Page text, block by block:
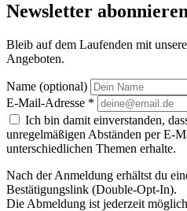
Newsletter abonnieren
Bleib auf dem Laufenden mit
Angeboten.
Name (optional)
E-Mail-Adresse *
Ich bin damit einverstanden,
unregelmäßigen Abständen per E-
unterschiedlichen Themen erhalte.
Nach der Anmeldung erhältst du
Bestätigungslink (Double-Opt-In).
Die Abmeldung ist jederzeit